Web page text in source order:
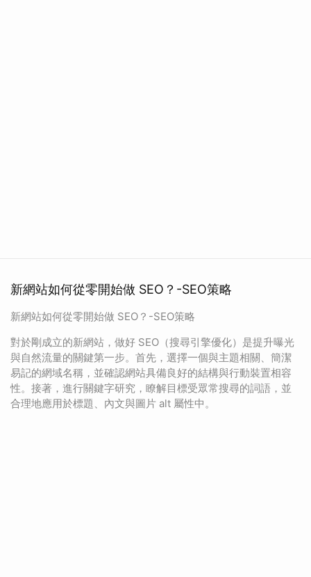
新網站如何從零開始做 SEO？-SEO策略
新網站如何從零開始做 SEO？-SEO策略
對於剛成立的新網站，做好 SEO（搜尋引擎優化）是提升曝光
與自然流量的關鍵第一步。首先，選擇一個與主題相關、簡潔
易記的網域名稱，並確認網站具備良好的結構與行動裝置相容
性。接著，進行關鍵字研究，瞭解目標受眾常搜尋的詞語，並
合理地應用於標題、內文與圖片 alt 屬性中。